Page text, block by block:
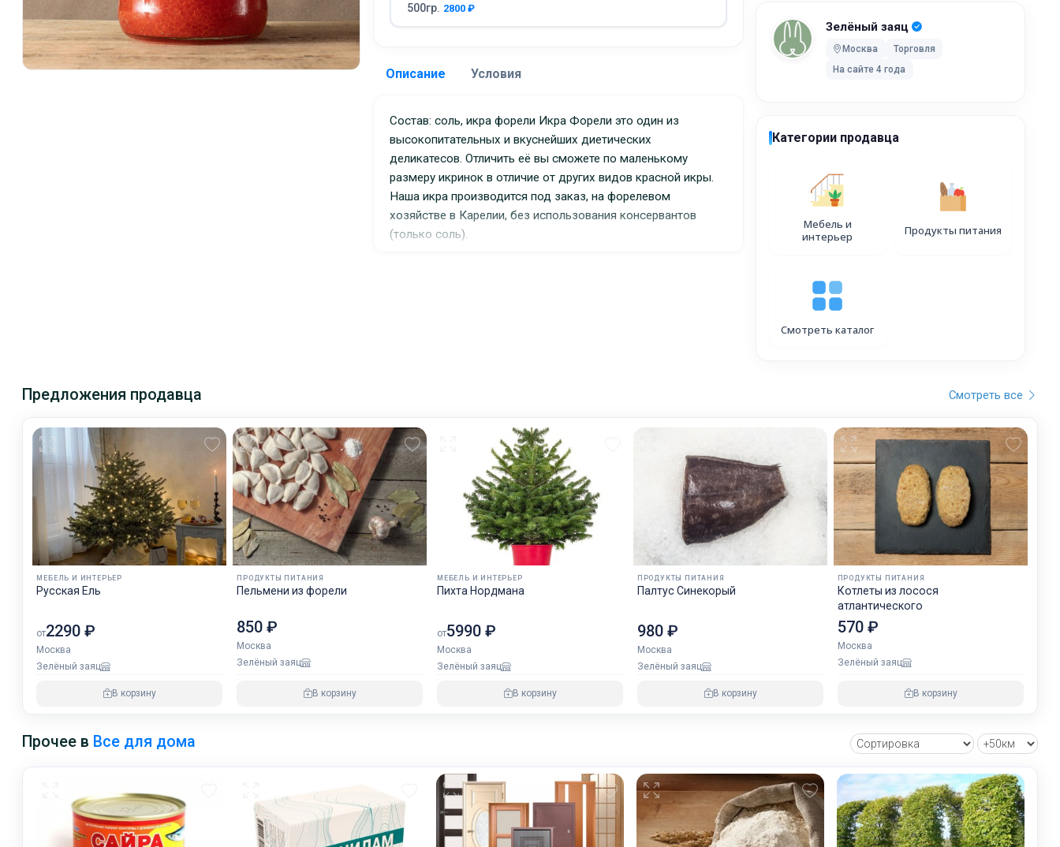
Зелёный заяц
Москва
Торговля
На сайте 4 года
Категории продавца
Мебель и
интерьер
Продукты питания
Смотреть каталог
500гр. 2800 ₽
Описание Условия
Состав: соль, икра форели Икра Форели это один из
высокопитательных и вкуснейших диетических
деликатесов. Отличить её вы сможете по маленькому
размеру икринок в отличие от других видов красной икры.
Наша икра производится под заказ, на форелевом
хозяйстве в Карелии, без использования консервантов
(только соль).
Доставка:
Адрес самовывоза:Истра
Бесплатная доставка:при заказе от 7000 ₽
Цена доставки при заказе менее 7000 ₽:от 400 ₽
Предложения продавца Смотреть все
МЕБЕЛЬ И ИНТЕРЬЕР
Русская Ель
от2290 ₽
Москва
Зелёный заяц
В корзину
ПРОДУКТЫ ПИТАНИЯ
Пельмени из форели
850 ₽
Москва
Зелёный заяц
В корзину
МЕБЕЛЬ И ИНТЕРЬЕР
Пихта Нордмана
от5990 ₽
Москва
Зелёный заяц
В корзину
ПРОДУКТЫ ПИТАНИЯ
Палтус Синекорый
980 ₽
Москва
Зелёный заяц
В корзину
ПРОДУКТЫ ПИТАНИЯ
Котлеты из лосося
атлантического
570 ₽
Москва
Зелёный заяц
В корзину
Прочее в Все для дома